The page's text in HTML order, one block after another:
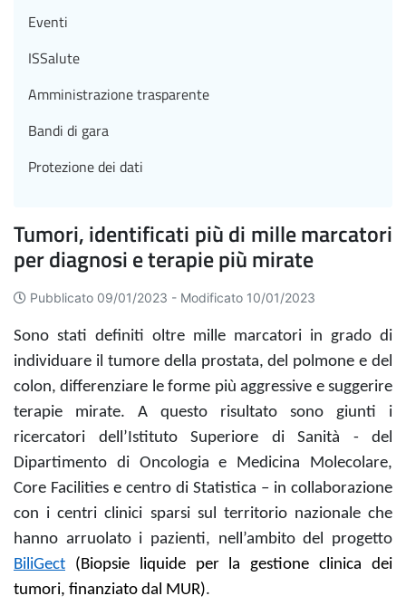
Tumori, identificati più di mille marcatori
per diagnosi e terapie più mirate
Pubblicato 09/01/2023 - Modificato 10/01/2023
Sono stati definiti oltre mille marcatori in grado di
individuare il tumore della prostata, del polmone e del
colon, differenziare le forme più aggressive e suggerire
terapie mirate. A questo risultato sono giunti i
ricercatori dell’Istituto Superiore di Sanità - del
Dipartimento di Oncologia e Medicina Molecolare,
Core Facilities e centro di Statistica – in collaborazione
con i centri clinici sparsi sul territorio nazionale che
hanno arruolato i pazienti, nell’ambito del progetto
BiliGect (Biopsie liquide per la gestione clinica dei
tumori, finanziato dal MUR).
Eventi
ISSalute
Amministrazione trasparente
Bandi di gara
Protezione dei dati